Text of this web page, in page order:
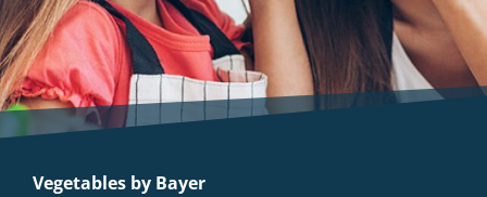
Vegetables by Bayer